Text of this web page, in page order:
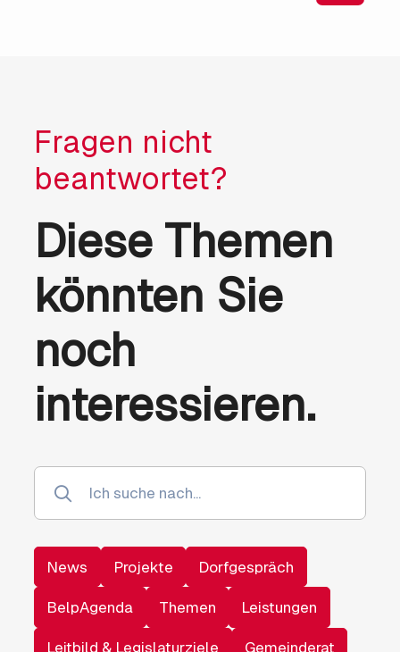
Fragen nicht
beantwortet?
Diese Themen
könnten Sie
noch
interessieren.
News Projekte Dorfgespräch
BelpAgenda Themen Leistungen
Leitbild & Legislaturziele Gemeinderat